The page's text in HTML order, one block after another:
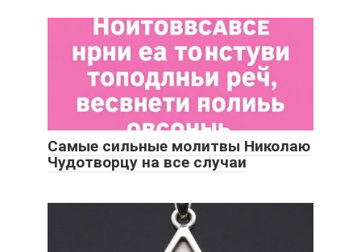
Самые сильные молитвы Николаю
Чудотворцу на все случаи